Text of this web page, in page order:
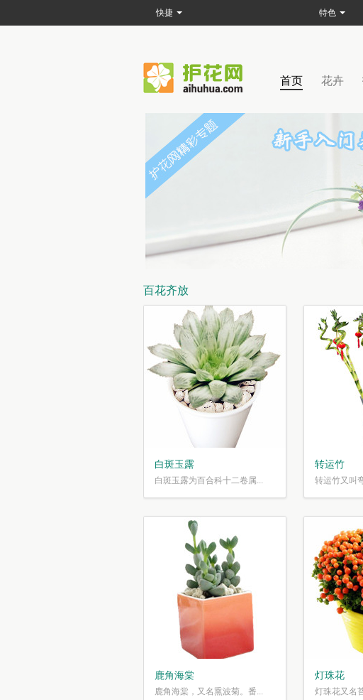
首页 花卉
百花齐放
白斑玉露
白斑玉露为百合科十二卷属...
转运竹
转运竹又叫
鹿角海棠
鹿角海棠，又名熏波菊。番...
灯珠花
灯珠花又名
快捷 特色